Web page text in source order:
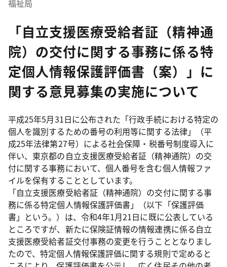
福祉局
「自立支援医療受給者証（精神通
院）の交付に関する事務に係る特
定個人情報保護評価書（案）」に
関する意見募集の実施について
平成25年5月31日に公布された「行政手続における特定の
個人を識別するための番号の利用等に関する法律」（平
成25年法律第27号）による社会保障・税番号制度導入に
伴い、東京都の自立支援医療受給者証（精神通院）の交
付に関する事務において、個人番号を含む個人情報ファ
イルを保有することとしています。
「自立支援医療受給者証（精神通院）の交付に関する事
務に係る特定個人情報保護評価書」（以下「保護評価
書」という。）は、令和4年1月21日に既に公表している
ところですが、新たに保険証情報の情報連携に係る自立
支援医療受給者証交付事務の変更を行うこととなりまし
たので、特定個人情報保護評価に関する規則で定めると